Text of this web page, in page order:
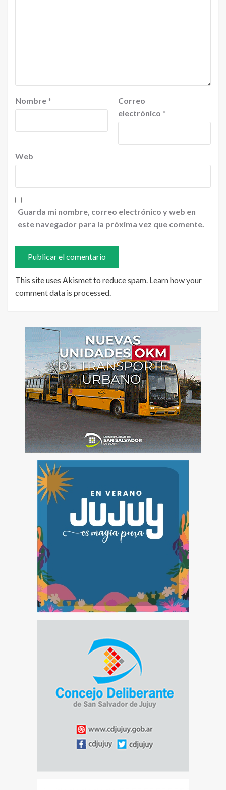
Nombre *
Correo
electrónico *
Web
Guarda mi nombre, correo electrónico y web en
este navegador para la próxima vez que comente.
This site uses Akismet to reduce spam. Learn how your
comment data is processed.